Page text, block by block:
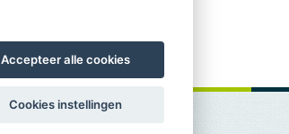
Accepteer alle cookies
Cookies instellingen